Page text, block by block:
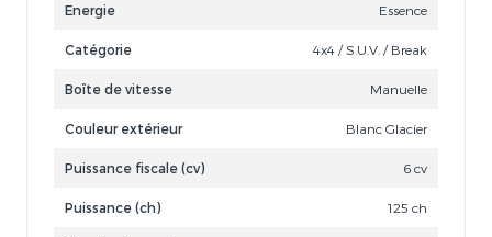
Energie Essence
Catégorie 4x4 / S.U.V. / Break
Boîte de vitesse Manuelle
Couleur extérieur Blanc Glacier
Puissance fiscale (cv) 6 cv
Puissance (ch) 125 ch